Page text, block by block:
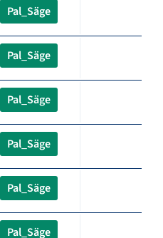
Pal_Säge
Pal_Säge
Pal_Säge
Pal_Säge
Pal_Säge
Pal_Säge